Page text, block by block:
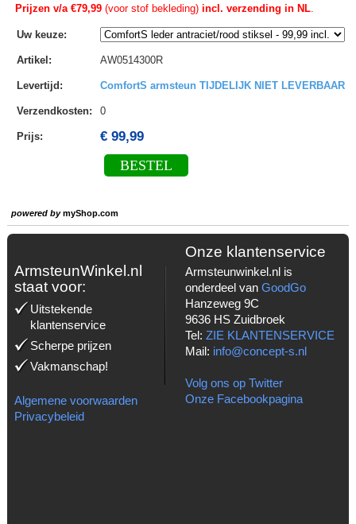
Prijzen v/a €79,99(voor stof bekleding)incl. verzending in NL.
Uw keuze:
Artikel : AW0514300R
Levertijd : ComfortS armsteun TIJDELIJK NIET LEVERBAAR
Verzendkosten: 0
Prijs: € 99,99
BESTEL
powered bymyShop.com
ArmsteunWinkel.nl
staat voor:
Uitstekende
klantenservice
Scherpe prijzen
Vakmanschap!
Algemene voorwaarden
Privacybeleid
Onze klantenservice
Armsteunwinkel.nl is
onderdeel van GoodGo
Hanzeweg 9C
9636 HS Zuidbroek
Tel: ZIE KLANTENSERVICE
Mail: info@concept-s.nl
Volg ons op Twitter
Onze Facebookpagina